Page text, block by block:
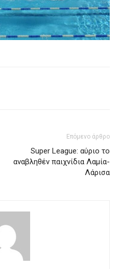
Επόμενο άρθρο
Super League: αύριο το
αναβληθέν παιχνίδια Λαμία-
Λάρισα